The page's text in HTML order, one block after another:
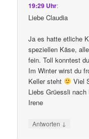
19:29 Uhr:
Liebe Claudia
Ja es hatte etliche
speziellen Käse,
fein. Toll konntest
Im Winter wirst du
Keller steht
Viel
Liebs Grüessli nach
Irene
Antworten ↓